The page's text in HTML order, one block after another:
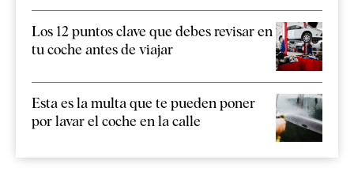
Los 12 puntos clave que debes revisar en
tu coche antes de viajar
Esta es la multa que te pueden poner
por lavar el coche en la calle